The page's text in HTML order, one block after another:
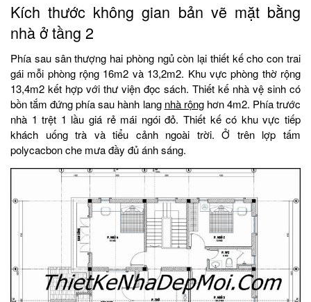
Kích thước không gian bản vẽ mặt bằng
nhà ở tầng 2
Phía sau sân thượng hai phòng ngủ còn lại thiết kế cho con trai
gái mỗi phòng rộng 16m2 và 13,2m2. Khu vực phòng thờ rộng
13,4m2 kết hợp với thư viện đọc sách. Thiết kế nhà vệ sinh có
bồn tắm đứng phía sau hành lang nhà rộnghơn 4m2. Phía trước
nhà 1 trệt 1 lầu giá rẻ mái ngói đỏ. Thiết kế có khu vực tiếp
khách uống trà và tiểu cảnh ngoài trời. Ở trên lợp tấm
polycacbon che mưa đầy đủ ánh sáng.